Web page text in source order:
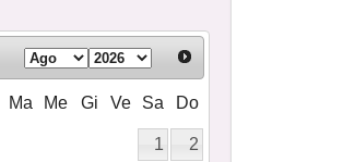
Ma Me Gi Ve Sa Do
1
2